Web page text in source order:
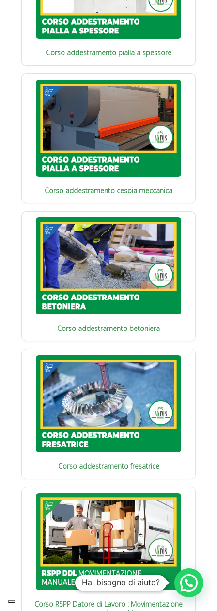
Corso addestramento pialla a spessore
Corso addestramento cesoia meccanica
Corso addestramento betoniera
Corso addestramento fresatrice
Corso RSPP Datore di Lavoro : Movimentazione
Hai bisogno di aiuto?